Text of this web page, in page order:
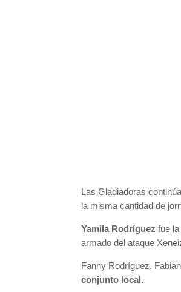
Las Gladiadoras
la misma cantidad de
Yamila Rodríguez fue
armado del ataque
Fanny Rodríguez,
conjunto local.